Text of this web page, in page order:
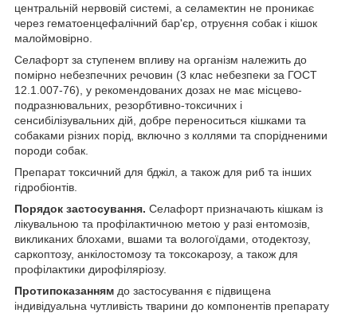
центральній нервовій системі, а селамектин не проникає
через гематоенцефалічний бар'єр, отруєння собак і кішок
малоймовірно.
Селафорт за ступенем впливу на організм належить до
помірно небезпечних речовин (3 клас небезпеки за ГОСТ
12.1.007-76), у рекомендованих дозах не має місцево-
подразнювальних, резорбтивно-токсичних і
сенсибілізувальних дій, добре переноситься кішками та
собаками різних порід, включно з коллями та спорідненими
породи собак.
Препарат токсичний для бджіл, а також для риб та інших
гідробіонтів.
Порядок застосування. Селафорт призначають кішкам із
лікувальною та профілактичною метою у разі ентомозів,
викликаних блохами, вшами та вологоїдами, отодектозу,
саркоптозу, анкілостомозу та токсокарозу, а також для
профілактики дирофіляріозу.
Протипоказанням до застосування є підвищена
індивідуальна чутливість тварини до компонентів препарату